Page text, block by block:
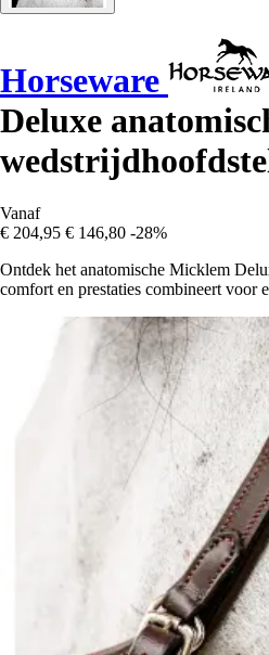
Horseware
Deluxe
Vanaf
€ 204,95 € 146,80 -28%
Ontdek het anatomische Micklem
comfort en prestaties combineert voor